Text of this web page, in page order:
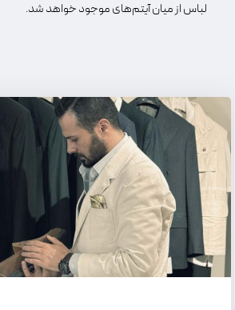
لباس از میان آیتم‌های موجود خواهد شد.